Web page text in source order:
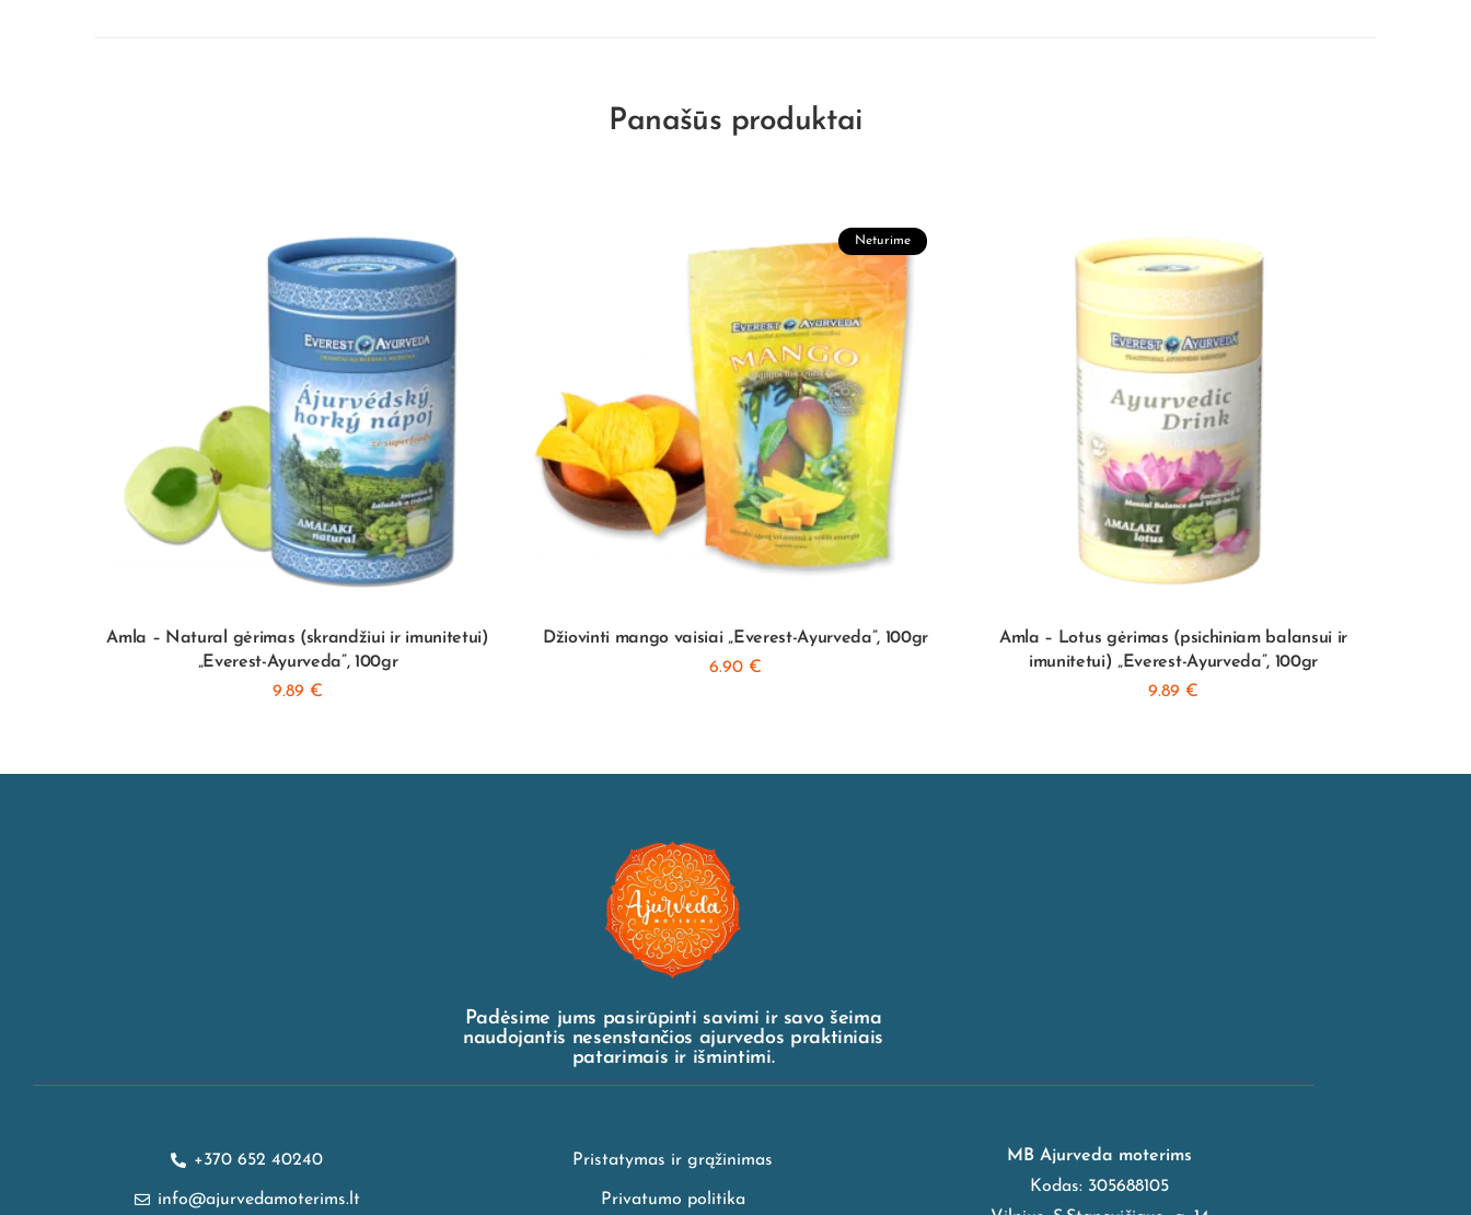
Panašūs produktai
Amla – Natural gėrimas (skrandžiui ir imunitetui)
„Everest-Ayurveda”, 100gr
9.89 €
Neturime
Džiovinti mango vaisiai „Everest-Ayurveda”, 100gr
6.90 €
Amla – Lotus gėrimas (psichiniam balansui ir
imunitetui) „Everest-Ayurveda”, 100gr
9.89 €
Padėsime jums pasirūpinti savimi ir savo šeima
naudojantis nesenstančios ajurvedos praktiniais
patarimais ir išmintimi.
+370 652 40240
info@ajurvedamoterims.lt
Pristatymas ir grąžinimas
Privatumo politika
MB Ajurveda moterims
Kodas: 305688105